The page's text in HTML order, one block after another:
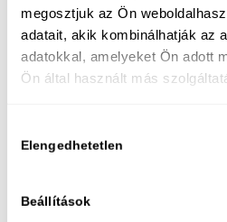
megosztjuk az Ön
adatait, akik kombinálhatják az
adatokkal, amelyeket Ön adott
Ön által használt más
kiválasztása
Elengedhetetlen
Beállítások
Könyvem:
és önismereti eszköztár
,
játékosan le is bonthatod a